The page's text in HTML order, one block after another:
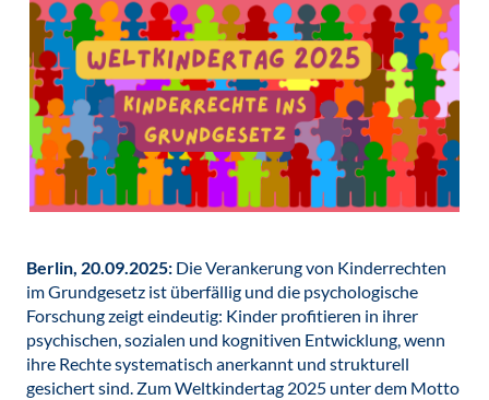
Berlin, 20.09.2025: Die Verankerung von Kinderrechten
im Grundgesetz ist überfällig und die psychologische
Forschung zeigt eindeutig: Kinder profitieren in ihrer
psychischen, sozialen und kognitiven Entwicklung, wenn
ihre Rechte systematisch anerkannt und strukturell
gesichert sind. Zum Weltkindertag 2025 unter dem Motto